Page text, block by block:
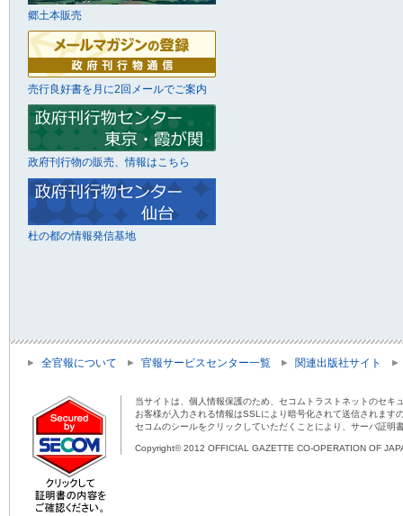
郷土本販売
売行良好書を月に2回メールでご案内
政府刊行物の販売、情報はこちら
杜の都の情報発信基地
全官報について 官報サービスセンター一覧 関連出版社サイト
当サイトは、個人情報保護のため、セコムトラストネットのセキ
お客様が入力される情報はSSLにより暗号化されて送信されま
セコムのシールをクリックしていただくことにより、サーバ証明
Copyright© 2012 OFFICIAL GAZETTE CO-OPERATION OF